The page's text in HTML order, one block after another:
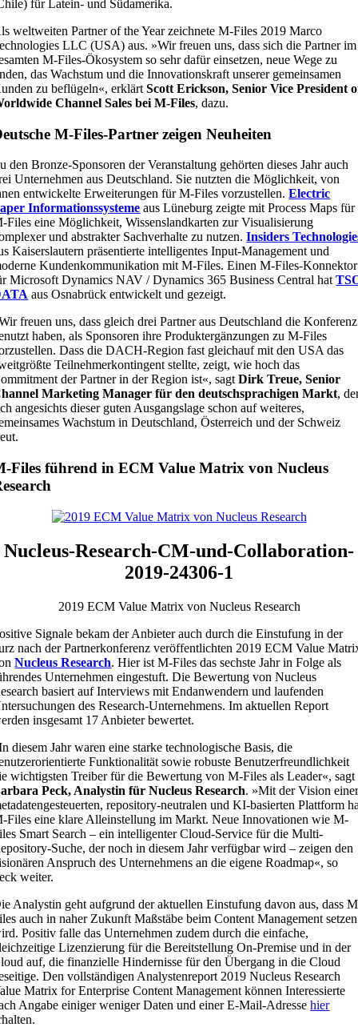
für Latein- und Südamerika.
weltweiten Partner of the Year zeichnete M-Files 2019 Marco
LLC (USA) aus. »Wir freuen uns, dass sich die Partner im
M-Files-Ökosystem so sehr dafür einsetzen, neue Wege zu
das Wachstum und die Innovationskraft unserer gemeinsamen
zu beflügeln«, erklärtScott Erickson, Senior Vice President
Channel Sales bei M-Files, dazu.
M-Files-Partner zeigen Neuheiten
den Bronze-Sponsoren der Veranstaltung gehörten dieses Jahr auch
Unternehmen aus Deutschland. Sie nutzten die Möglichkeit, von
entwickelte Erweiterungen für M-Files vorzustellen.Electric
Informationssysteme aus Lüneburg zeigte mit Process Maps für
Files eine Möglichkeit, Wissenslandkarten zur Visualisierung
und abstrakter Sachverhalte zu nutzen.Insiders
Kaiserslautern präsentierte intelligentes Input-Management und
Kundenkommunikation mit M-Files. Einen M-Files-Konnektor
Microsoft Dynamics NAV / Dynamics 365 Business Central hat
aus Osnabrück entwickelt und gezeigt.
freuen uns, dass gleich drei Partner aus Deutschland die Konferenz
haben, als Sponsoren ihre Produktergänzungen zu M-Files
Dass die DACH-Region fast gleichauf mit den USA das
Teilnehmerkontingent stellte, zeigt, wie hoch das
der Partner in der Region ist«, sagtDirk Treue, Senior
Marketing Manager für den deutschsprachigen Markt,
angesichts dieser guten Ausgangslage schon auf weiteres,
Wachstum in Deutschland, Österreich und der Schweiz
Files führend in ECM Value Matrix von Nucleus
Nucleus-Research-CM-und-Collaboration-
2019-24306-1
2019 ECM Value Matrix von Nucleus Research
Signale bekam der Anbieter auch durch die Einstufung in der
nach der Partnerkonferenz veröffentlichten 2019 ECM Value
Nucleus Research. Hier ist M-Files das sechste Jahr in Folge als
Unternehmen eingestuft. Die Bewertung von Nucleus
basiert auf Interviews mit Endanwendern und laufenden
des Research-Unternehmens. Im aktuellen Report
insgesamt 17 Anbieter bewertet.
diesem Jahr waren eine starke technologische Basis, die
Funktionalität sowie robuste Benutzerfreundlichkeit
wichtigsten Treiber für die Bewertung von M-Files als Leader«, sagt
Peck, Analystin für Nucleus Research. »Mit der Vision
repository-neutralen und KI-basierten Plattform
Files eine klare Alleinstellung im Markt. Neue Innovationen wie M-
Smart Search – ein intelligenter Cloud-Service für die Multi-
Suche, der noch in diesem Jahr verfügbar wird – zeigen den
Anspruch des Unternehmens an die eigene Roadmap«, so
weiter.
Analystin geht aufgrund der aktuellen Einstufung davon aus, dass
auch in naher Zukunft Maßstäbe beim Content Management setzen
Positiv falle das Unternehmen zudem durch die einfache,
Lizenzierung für die Bereitstellung On-Premise und in der
auf, die finanzielle Hindernisse für den Übergang in die Cloud
Den vollständigen Analystenreport 2019 Nucleus Research
Matrix for Enterprise Content Management können Interessierte
Angabe einiger weniger Daten und einer E-Mail-Adressehier